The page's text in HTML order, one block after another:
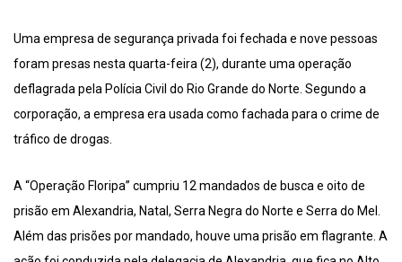
Uma empresa de segurança privada foi fechada e nove pessoas
foram presas nesta quarta-feira (2), durante uma operação
deflagrada pela Polícia Civil do Rio Grande do Norte. Segundo a
corporação, a empresa era usada como fachada para o crime de
tráfico de drogas.
A “Operação Floripa” cumpriu 12 mandados de busca e oito de
prisão em Alexandria, Natal, Serra Negra do Norte e Serra do Mel.
Além das prisões por mandado, houve uma prisão em flagrante. A